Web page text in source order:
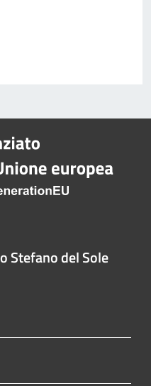
Stefano del Sole